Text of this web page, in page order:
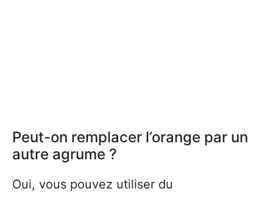
Peut-on remplacer l’orange par un
autre agrume ?
Oui, vous pouvez utiliser du